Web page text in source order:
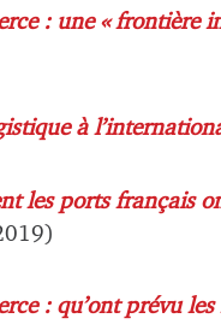
: une « frontière
à
les ports français
: qu’ont prévu